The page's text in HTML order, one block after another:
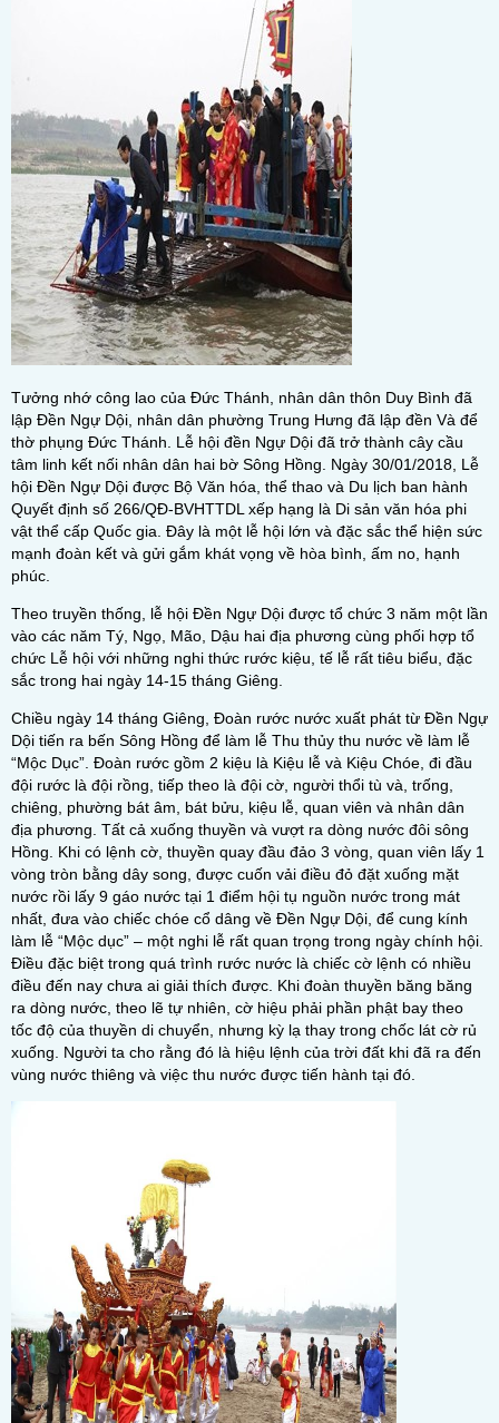
Tưởng nhớ công lao của Đức Thánh, nhân dân thôn Duy Bình đã
lập Đền Ngự Dội, nhân dân phường Trung Hưng đã lập đền Và để
thờ phụng Đức Thánh. Lễ hội đền Ngự Dội đã trở thành cây cầu
tâm linh kết nối nhân dân hai bờ Sông Hồng. Ngày 30/01/2018, Lễ
hội Đền Ngự Dội được Bộ Văn hóa, thể thao và Du lịch ban hành
Quyết định số 266/QĐ-BVHTTDL xếp hạng là Di sản văn hóa phi
vật thể cấp Quốc gia. Đây là một lễ hội lớn và đặc sắc thể hiện sức
mạnh đoàn kết và gửi gắm khát vọng về hòa bình, ấm no, hạnh
phúc.
Theo truyền thống, lễ hội Đền Ngự Dội được tổ chức 3 năm một lần
vào các năm Tý, Ngọ, Mão, Dậu hai địa phương cùng phối hợp tổ
chức Lễ hội với những nghi thức rước kiệu, tế lễ rất tiêu biểu, đặc
sắc trong hai ngày 14-15 tháng Giêng.
Chiều ngày 14 tháng Giêng, Đoàn rước nước xuất phát từ Đền Ngự
Dội tiến ra bến Sông Hồng để làm lễ Thu thủy thu nước về làm lễ
“Mộc Dục”. Đoàn rước gồm 2 kiệu là Kiệu lễ và Kiệu Chóe, đi đầu
đội rước là đội rồng, tiếp theo là đội cờ, người thổi tù và, trống,
chiêng, phường bát âm, bát bửu, kiệu lễ, quan viên và nhân dân
địa phương. Tất cả xuống thuyền và vượt ra dòng nước đôi sông
Hồng. Khi có lệnh cờ, thuyền quay đầu đảo 3 vòng, quan viên lấy 1
vòng tròn bằng dây song, được cuốn vải điều đỏ đặt xuống mặt
nước rồi lấy 9 gáo nước tại 1 điểm hội tụ nguồn nước trong mát
nhất, đưa vào chiếc chóe cổ dâng về Đền Ngự Dội, để cung kính
làm lễ “Mộc dục” – một nghi lễ rất quan trọng trong ngày chính hội.
Điều đặc biệt trong quá trình rước nước là chiếc cờ lệnh có nhiều
điều đến nay chưa ai giải thích được. Khi đoàn thuyền băng băng
ra dòng nước, theo lẽ tự nhiên, cờ hiệu phải phần phật bay theo
tốc độ của thuyền di chuyển, nhưng kỳ lạ thay trong chốc lát cờ rủ
xuống. Người ta cho rằng đó là hiệu lệnh của trời đất khi đã ra đến
vùng nước thiêng và việc thu nước được tiến hành tại đó.